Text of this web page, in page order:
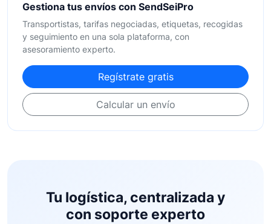
Gestiona tus envíos con SendSeiPro
Transportistas, tarifas negociadas, etiquetas, recogidas
y seguimiento en una sola plataforma, con
asesoramiento experto.
Regístrate gratis
Calcular un envío
Tu logística, centralizada y
con soporte experto